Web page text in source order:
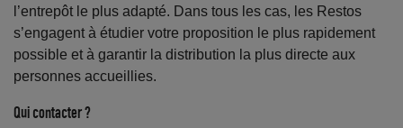
l’entrepôt le plus adapté. Dans tous les cas, les Restos
s’engagent à étudier votre proposition le plus rapidement
possible et à garantir la distribution la plus directe aux
personnes accueillies.
Qui contacter ?